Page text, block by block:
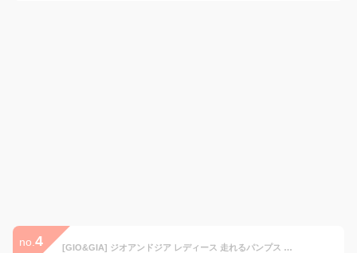
no. 4 [GIO&GIA] ジオアンドジア レディース 走れるパンプス 軽量 快適 オフィスシューズ 歩きやすい 疲れにくい 靴 撥水加工 防滑 履き心地 フォーマル 501 (ブラック, 日本の靴のサイズ寸法, 大人, 数値, 24.0 cm)